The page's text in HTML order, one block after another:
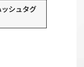
シュタグ